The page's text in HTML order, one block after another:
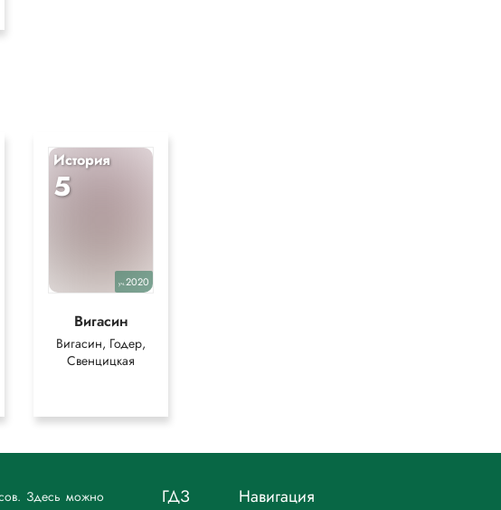
История
5
уч.2020
Вигасин
Вигасин, Годер,
Свенцицкая
Здесь можно
ГДЗ Навигация